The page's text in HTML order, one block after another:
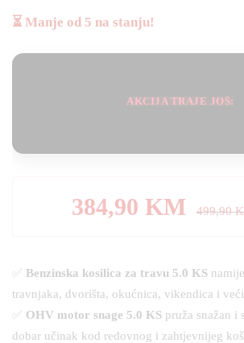
4.40od
ukupno 5 (
⏳ Manje od 5 na stanju!
AKCIJA TRAJE JOŠ:
384,90 KM 499,90
Benzinska kosilica za travu 5.0 KS
travnjaka, dvorišta, okućnica, vikendica i
OHV motor snage 5.0 KS pruža snažan i
dobar učinak kod redovnog i zahtjevnijeg